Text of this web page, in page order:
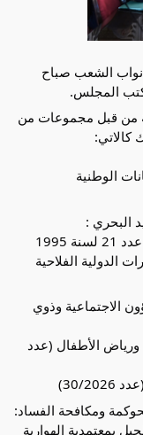
كالاتي:
البحري :
ومكافحة الفساد: